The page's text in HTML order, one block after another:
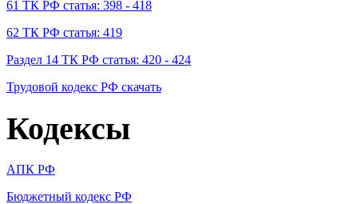
61 ТК РФ статья: 398 - 418
62 ТК РФ статья: 419
Раздел 14 ТК РФ статья: 420 - 424
Трудовой кодекс РФ скачать
Кодексы
АПК РФ
Бюджетный кодекс РФ